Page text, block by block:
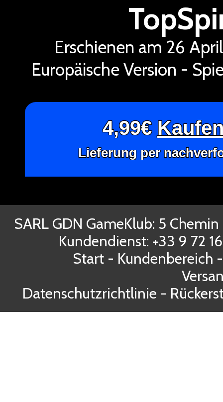
Erschienen am 26
Europäische Version -
4,99€
Lieferung per
SARL GDN GameKlub: 5
Kundendienst: +33 9 72
Start - Kundenbereich
Datenschutzrichtlinie -